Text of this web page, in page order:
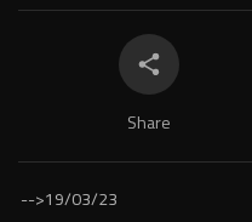
Share
-->19/03/23